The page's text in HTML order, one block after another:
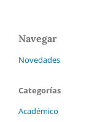
Navegar
Novedades
Categorías
Académico